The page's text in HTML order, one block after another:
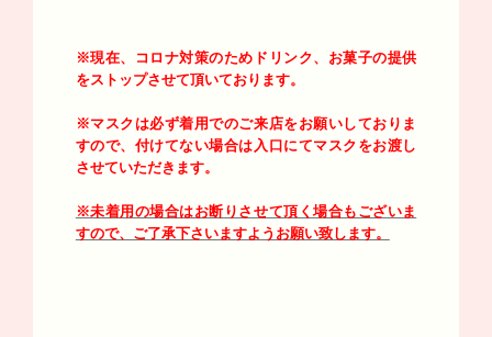
※現在、コロナ対策のためドリンク、お菓子の提供
をストップさせて頂いております。
※マスクは必ず着用でのご来店をお願いしておりま
すので、付けてない場合は入口にてマスクをお渡し
させていただきます。
※未着用の場合はお断りさせて頂く場合もございま
すので、ご了承下さいますようお願い致します。